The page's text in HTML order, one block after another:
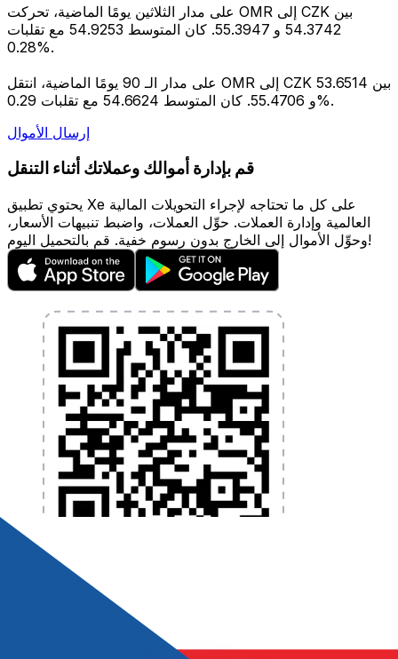
على مدار الثلاثين يومًا الماضية، تحركت OMR إلى CZK بين
54.3742 و 55.3947. كان المتوسط 54.9253 مع تقلبات
0.28%.
على مدار الـ 90 يومًا الماضية، انتقل OMR إلى CZK بين 53.6514
و 55.4706. كان المتوسط 54.6624 مع تقلبات 0.29%.
إرسال الأموال
قم بإدارة أموالك وعملاتك أثناء التنقل
يحتوي تطبيق Xe على كل ما تحتاجه لإجراء التحويلات المالية
العالمية وإدارة العملات. حوِّل العملات، واضبط تنبيهات الأسعار،
وحوِّل الأموال إلى الخارج بدون رسوم خفية. قم بالتحميل اليوم!